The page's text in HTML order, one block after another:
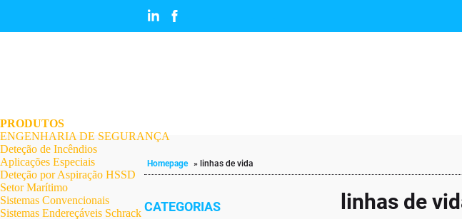
PRODUTOS
ENGENHARIA DE SEGURANÇA
Deteção de Incêndios
Aplicações Especiais
Deteção por Aspiração HSSD
Setor Marítimo
Sistemas Convencionais
Sistemas Endereçáveis Schrack
Homepage » linhas de vida
CATEGORIAS linhas de